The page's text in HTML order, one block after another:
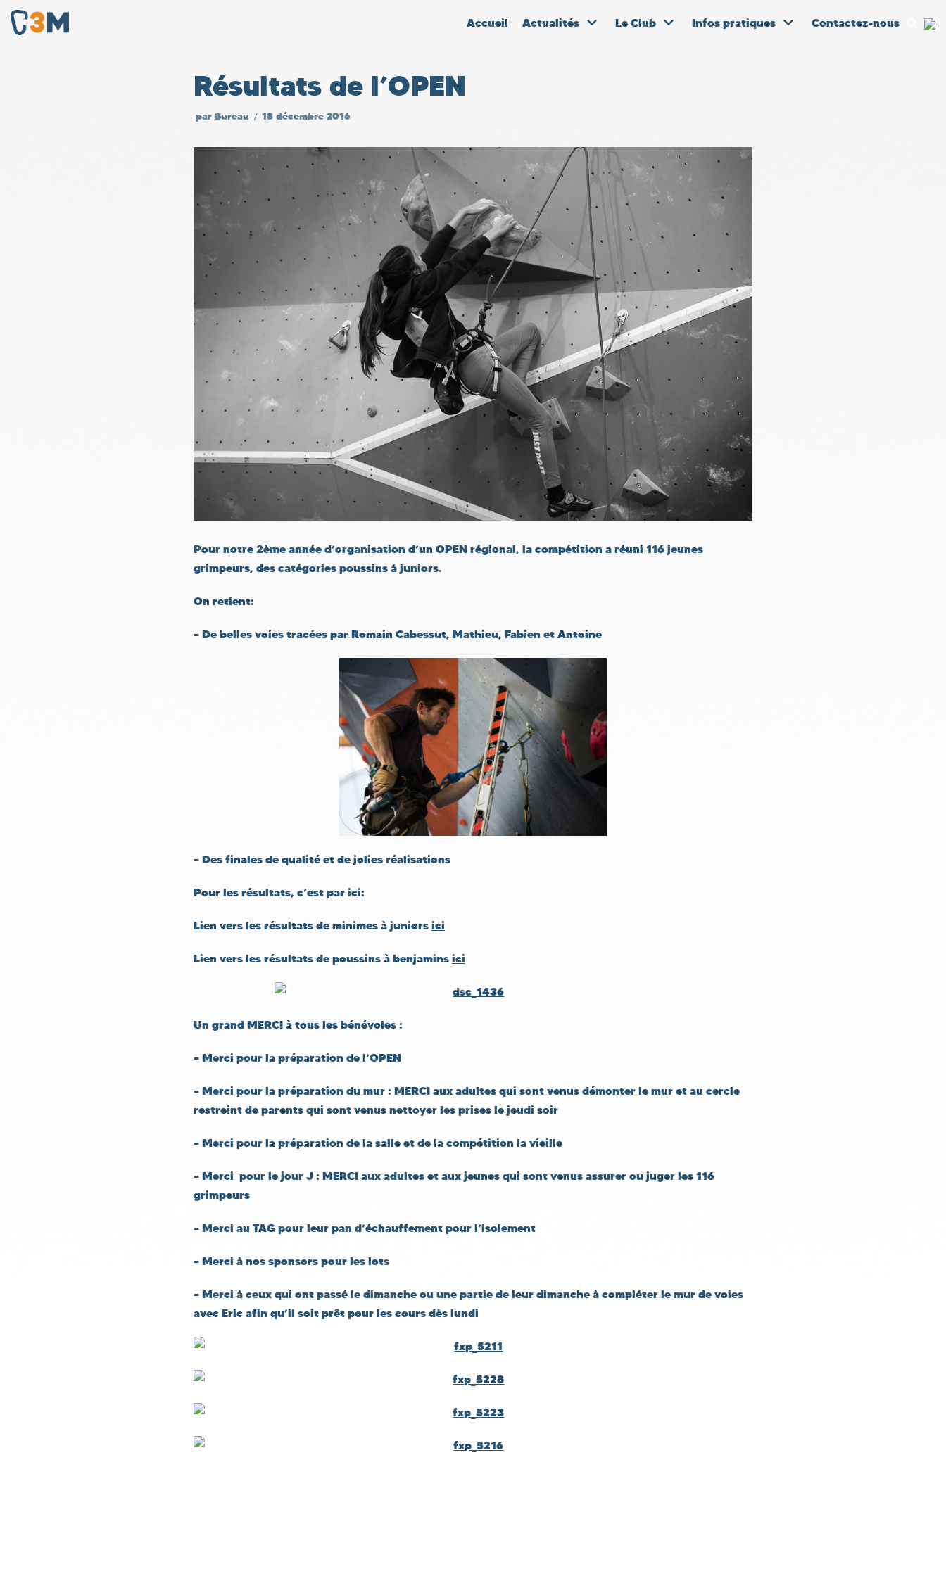
Aller
Accueil Actualités Le Club Infos pratiques Contactez-nous
Résultats de l’OPEN
par Bureau 18 décembre 2016
Pour notre 2ème année d’organisation d’un OPEN régional, la compétition a réuni 116 jeunes
grimpeurs, des catégories poussins à juniors.
On retient:
– De belles voies tracées par Romain Cabessut, Mathieu, Fabien et Antoine
– Des finales de qualité et de jolies réalisations
Pour les résultats, c’est par ici:
Lien vers les résultats de minimes à juniorsici
Lien vers les résultats de poussins à benjaminsici
Un grandMERCI à tous les bénévoles:
– Merci pour la préparation de l’OPEN
– Merci pour la préparation du mur : MERCI aux adultes qui sont venus démonter le mur et au cercle
restreint de parents qui sont venus nettoyer les prises le jeudi soir
– Merci pour la préparation de la salle et de la compétition la vieille
– Merci pour le jour J : MERCI aux adultes et aux jeunes qui sont venus assurer ou juger les 116
grimpeurs
– Merci au TAG pour leur pan d’échauffement pour l’isolement
– Merci à nos sponsors pour les lots
– Merci à ceux qui ont passé le dimanche ou une partie de leur dimanche à compléter le mur de voies
avec Eric afin qu’il soit prêt pour les cours dès lundi